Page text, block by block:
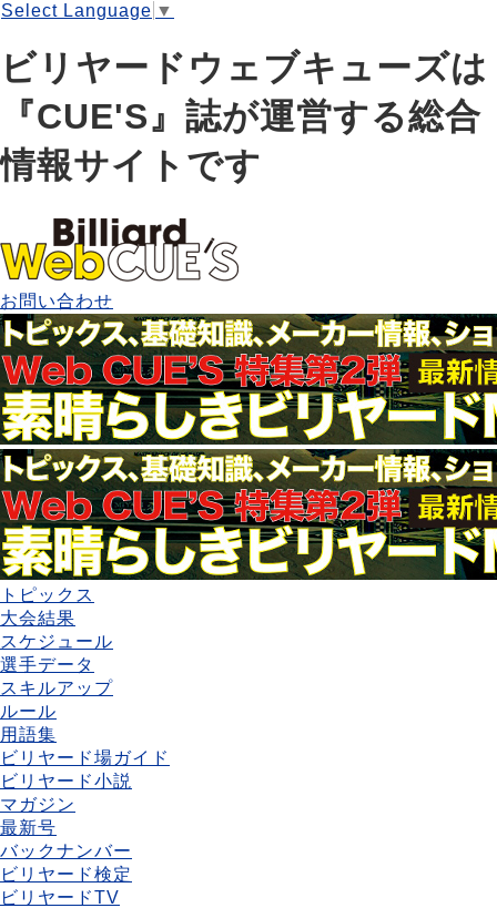
Select Language ▼
ビリヤードウェブキューズは
『CUE'S』誌が運営する総合
情報サイトです
お問い合わせ
トピックス
大会結果
スケジュール
選手データ
スキルアップ
ルール
用語集
ビリヤード場ガイド
ビリヤード小説
マガジン
最新号
バックナンバー
ビリヤード検定
ビリヤードTV